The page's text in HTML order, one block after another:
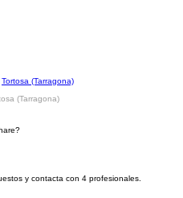
Tortosa (Tarragona)
(Tarragona)
y contacta con 4 profesionales.